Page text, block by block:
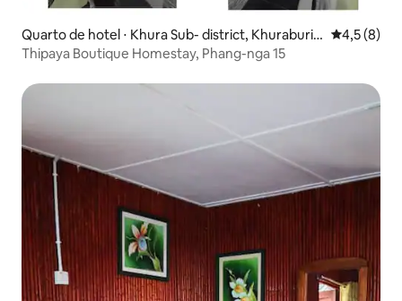
Quarto de hotel ⋅ Khura Sub- district, Khuraburi d
istrict
4,5 de
4,5 (8)
Thipaya Boutique Homestay, Phang-nga 15